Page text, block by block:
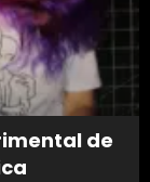
de